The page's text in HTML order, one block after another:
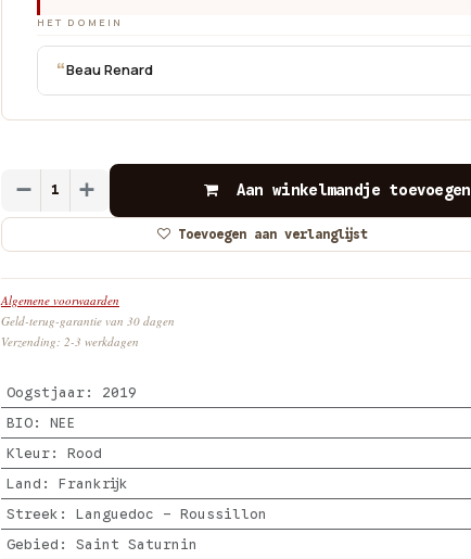
HET DOMEIN
“Beau Renard
Aan winkelmandje toevoegen
Toevoegen aan verlanglijst
Algemene voorwaarden
Geld-terug-garantie van 30 dagen
Verzending: 2-3 werkdagen
Oogstjaar: 2019
BIO: NEE
Kleur: Rood
Land : Frankrijk
Streek : Languedoc - Roussillon
Gebied : Saint Saturnin